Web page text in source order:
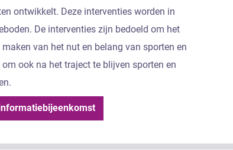
ontwikkelt. Deze interventies worden in
De interventies zijn bedoeld om het
van het nut en belang van sporten en
ook na het traject te blijven sporten en